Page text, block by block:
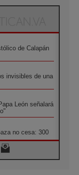
de Calapán
invisibles de una
León señalará
no cesa: 300
mundo, solo la